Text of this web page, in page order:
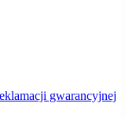
gwarancyjnej